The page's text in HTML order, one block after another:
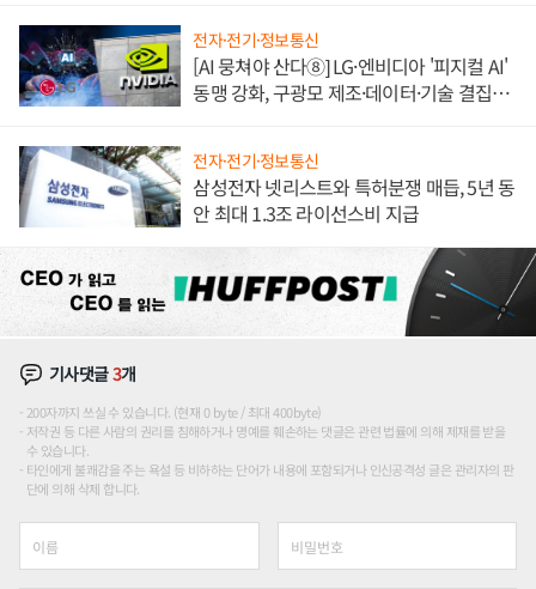
전자·전기·정보통신
[AI 뭉쳐야 산다⑧] LG·엔비디아 '피지컬 AI'
동맹 강화, 구광모 제조·데이터·기술 결집
전자·전기·정보통신
삼성전자 넷리스트와 특허분쟁 매듭, 5년 동
안 최대 1.3조 라이선스비 지급
기사댓글3개
200자까지 쓰실 수 있습니다. (현재 0 byte / 최대 400byte)
저작권 등 다른 사람의 권리를 침해하거나 명예를 훼손하는 댓글은 관련 법률에 의해 제재를 받을
수 있습니다.
타인에게 불쾌감을 주는 욕설 등 비하하는 단어가 내용에 포함되거나 인신공격성 글은 관리자의 판
단에 의해 삭제 합니다.